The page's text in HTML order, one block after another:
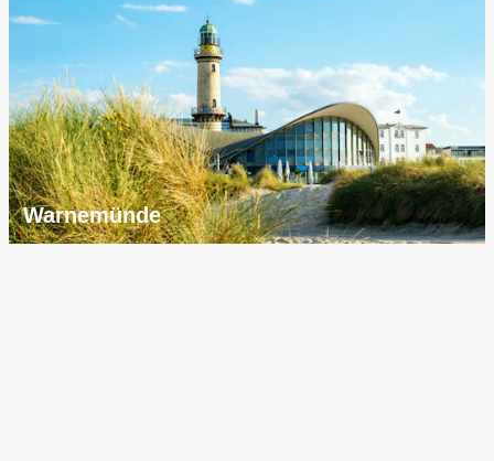
Warnemünde